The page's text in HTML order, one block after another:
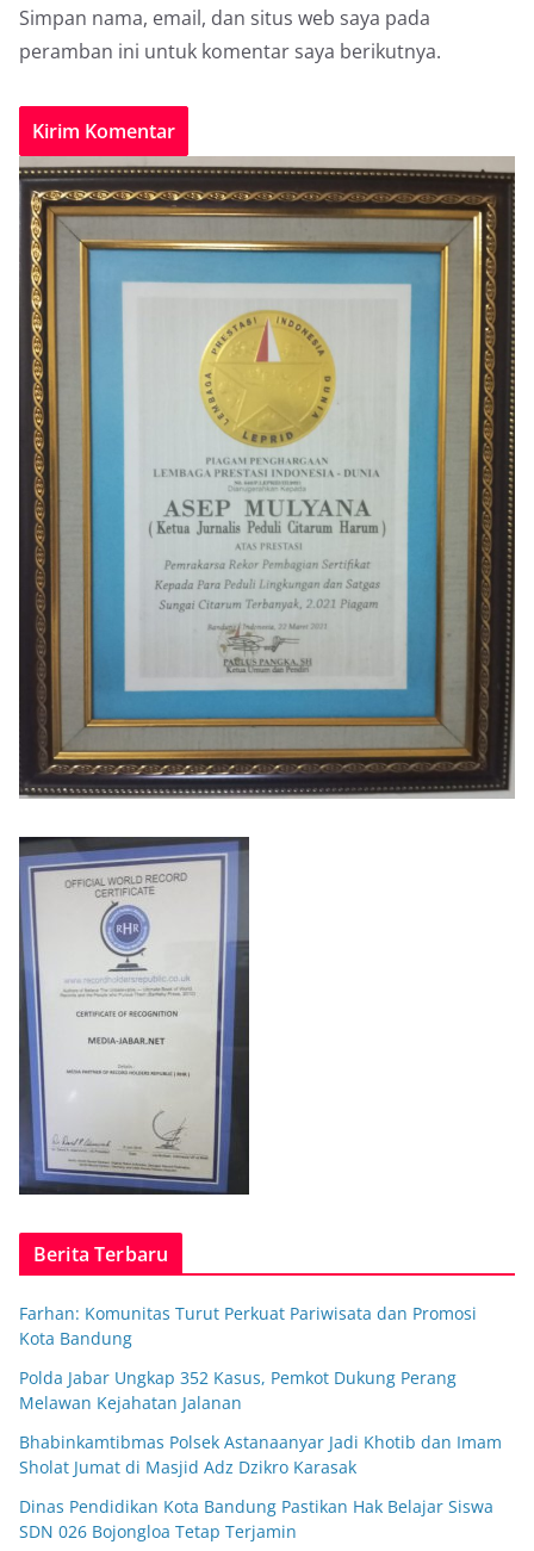
Simpan nama, email, dan situs web saya pada
peramban ini untuk komentar saya berikutnya.
Berita Terbaru
Farhan: Komunitas Turut Perkuat Pariwisata dan Promosi
Kota Bandung
Polda Jabar Ungkap 352 Kasus, Pemkot Dukung Perang
Melawan Kejahatan Jalanan
Bhabinkamtibmas Polsek Astanaanyar Jadi Khotib dan Imam
Sholat Jumat di Masjid Adz Dzikro Karasak
Dinas Pendidikan Kota Bandung Pastikan Hak Belajar Siswa
SDN 026 Bojongloa Tetap Terjamin